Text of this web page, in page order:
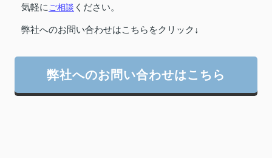
気軽に ご相談 ください。
弊社へのお問い合わせはこちらをクリック↓
弊社へのお問い合わせはこちら